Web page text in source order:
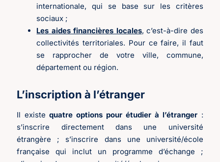
internationale, qui se base sur les critères
sociaux ;
Les aides financières locales, c’est-à-dire des
collectivités territoriales. Pour ce faire, il faut
se rapprocher de votre ville, commune,
département ou région.
L’inscription à l’étranger
Il existe quatre options pour étudier à l’étranger :
s’inscrire directement dans une université
étrangère ; s’inscrire dans une université/école
française qui inclut un programme d’échange ;